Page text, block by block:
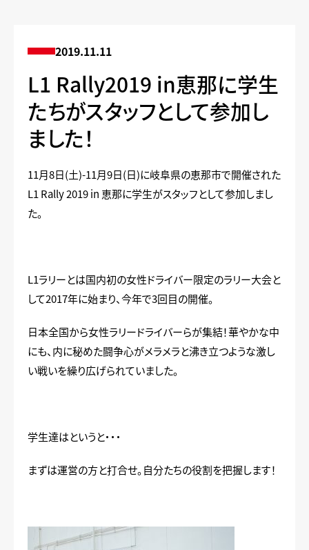
2019.11.11
L1 Rally2019 in恵那に学生
たちがスタッフとして参加し
ました！
11月8日(土)-11月9日(日)に岐阜県の恵那市で開催された
L1 Rally 2019 in 恵那に学生がスタッフとして参加しまし
た。
L1ラリーとは国内初の女性ドライバー限定のラリー大会と
して2017年に始まり、今年で3回目の開催。
日本全国から女性ラリードライバーらが集結！華やかな中
にも、内に秘めた闘争心がメラメラと沸き立つような激し
い戦いを繰り広げられていました。
学生達はというと・・・
まずは運営の方と打合せ。自分たちの役割を把握します！